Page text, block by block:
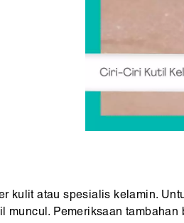
kulit atau spesialis kelamin.
Pemeriksaan tambahan